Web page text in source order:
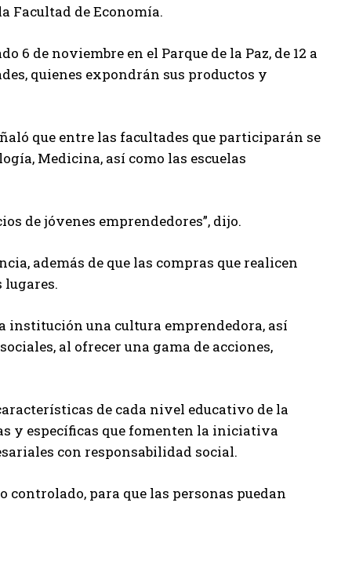
Facultad de Economía.
6 de noviembre en el Parque de la Paz, de 12 a
quienes expondrán sus productos y
que entre las facultades que participarán se
Medicina, así como las escuelas
de jóvenes emprendedores”, dijo.
además de que las compras que realicen
lugares.
institución una cultura emprendedora, así
al ofrecer una gama de acciones,
de cada nivel educativo de la
y específicas que fomenten la iniciativa
con responsabilidad social.
para que las personas puedan